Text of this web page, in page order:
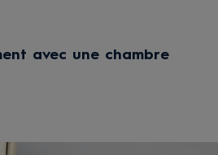
avec une chambre